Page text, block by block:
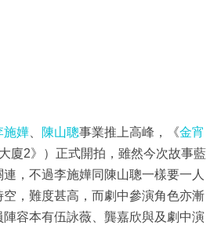
施嬅、 陳山聰事業推上高峰，《金宵
廈2》）正式開拍，雖然今次故事藍
，不過李施嬅同陳山聰一樣要一人
，難度甚高，而劇中參演角色亦漸
容本有伍詠薇、龔嘉欣與及劇中演